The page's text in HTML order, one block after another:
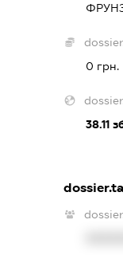
0 грн.
38.11